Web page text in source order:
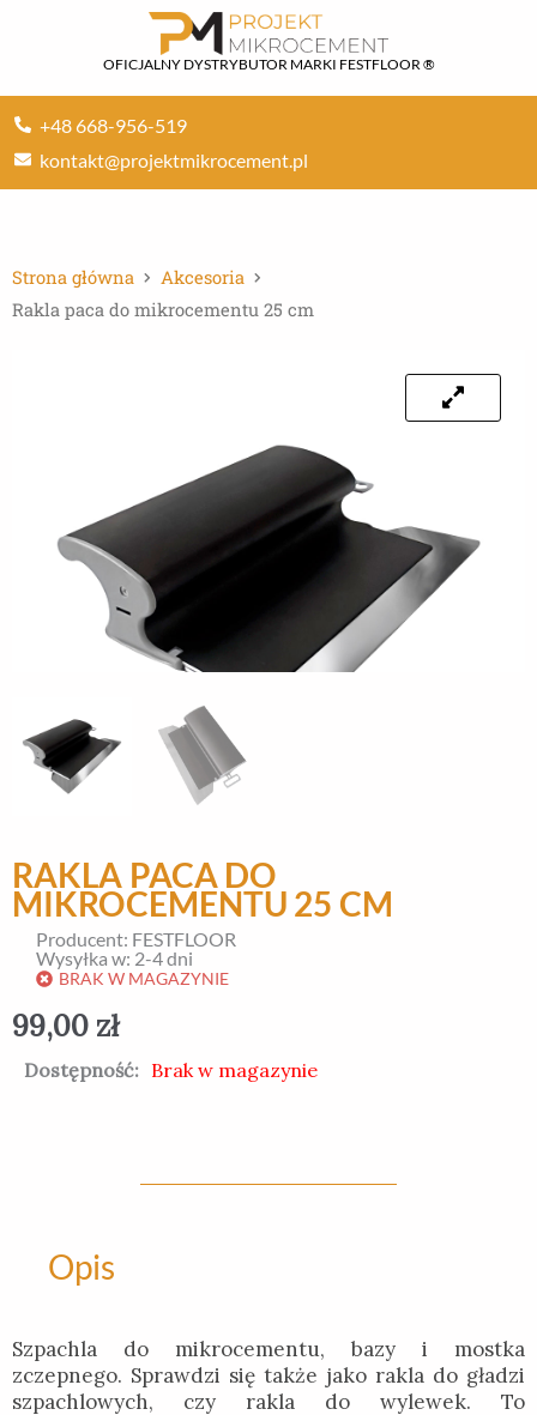
OFICJALNY DYSTRYBUTOR MARKI FESTFLOOR ®
+48 668-956-519
kontakt@projektmikrocement.pl
Strona główna
Akcesoria
Rakla paca do mikrocementu 25 cm
RAKLA PACA DO
MIKROCEMENTU 25 CM
Producent: FESTFLOOR
Wysyłka w: 2-4 dni
BRAK W MAGAZYNIE
99,00 zł
Dostępność: Brak w magazynie
Opis
Szpachla do mikrocementu, bazy i mostka
zczepnego. Sprawdzi się także jako rakla do gładzi
szpachlowych, czy rakla do wylewek. To